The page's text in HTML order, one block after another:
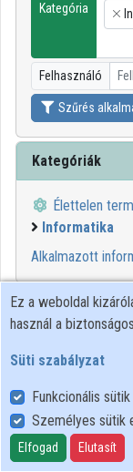
Intézményi listák
Intézmények
Közreműködők
Kategória
×
Felhasználó
Szűrés
Kategóriák
Élettelen
Informatika
Alkalmazott
00:48:21
Ez a weboldal
használ a
Süti szabályzat
Funkcionális
Személyes sütik
Elfogad Elutasít